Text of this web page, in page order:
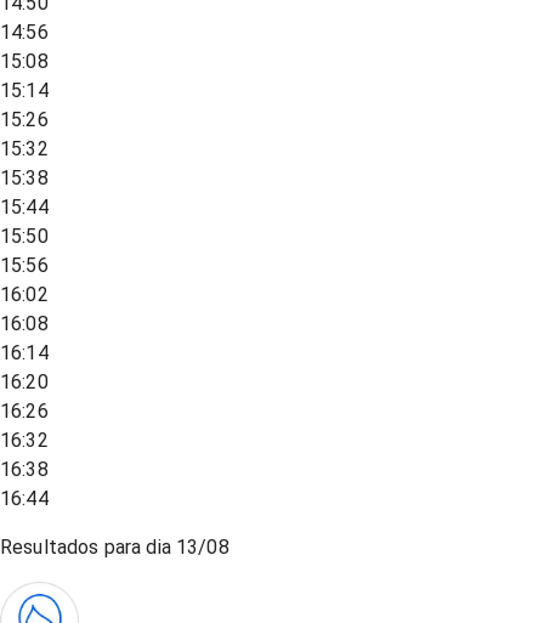
14:56
15:08
15:14
15:26
15:32
15:38
15:44
15:50
15:56
16:02
16:08
16:14
16:20
16:26
16:32
16:38
16:44
Resultados para dia 13/08